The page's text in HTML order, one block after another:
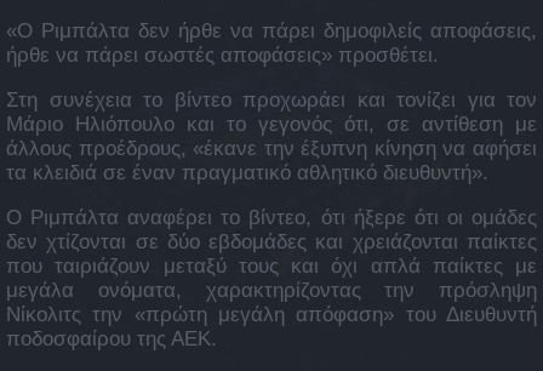
«Ο Ριμπάλτα δεν ήρθε να πάρει δημοφιλείς αποφάσεις,
ήρθε να πάρει σωστές αποφάσεις» προσθέτει.
Στη συνέχεια το βίντεο προχωράει και τονίζει για τον
Μάριο Ηλιόπουλο και το γεγονός ότι, σε αντίθεση με
άλλους προέδρους, «έκανε την έξυπνη κίνηση να αφήσει
τα κλειδιά σε έναν πραγματικό αθλητικό διευθυντή».
Ο Ριμπάλτα αναφέρει το βίντεο, ότι ήξερε ότι οι ομάδες
δεν χτίζονται σε δύο εβδομάδες και χρειάζονται παίκτες
που ταιριάζουν μεταξύ τους και όχι απλά παίκτες με
μεγάλα ονόματα, χαρακτηρίζοντας την πρόσληψη
Νίκολιτς την «πρώτη μεγάλη απόφαση» του Διευθυντή
ποδοσφαίρου της ΑΕΚ.